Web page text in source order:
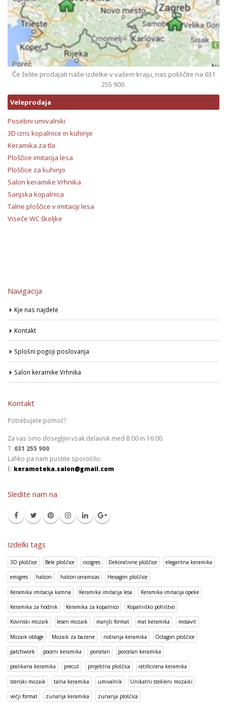
Če želite prodajati naše izdelke v vašem kraju, nas pokličite na 031
255 900.
Veleprodaja
Posebni umivalniki
3D izris kopalnice in kuhinje
Keramika za tla
Ploščice imitacija lesa
Ploščice za kuhinjo
Salon keramike Vrhnika
Sanjska kopalnica
Talne ploščice v imitaciji lesa
Viseče WC školjke
Navigacija
Kje nas najdete
Kontakt
Splošni pogoji poslovanja
Salon keramike Vrhnika
Kontakt
Potrebujete pomoč?
Za vas smo dosegljivi vsak delavnik med 8:00 in 16:00.
T: 031 255 900
Lahko pa nam pustite sporočilo:
E: keramoteka.salon@gmail.com
Sledite nam na
Izdelki tags
3D ploščice Bele ploščice cicogres Dekorativne ploščice elegantna keramika
emigres halcon halcon ceramicas Hexagon ploščice
Keramika imitacija kamna Keramika imitacija lesa Keramika imitacija opeke
Keramika za hodnik Keramika za kopalnico Kopalniško pohištvo
Kovinski mozaik lesen mozaik manjši format mat keramika mosavit
Mozaik obloge Mozaik za bazene notranja keramika Octagon ploščice
patchwork poceni keramika porcelan porcelan keramika
poslikana keramika precut projektna ploščica ratificirana keramika
stenski mozaik talna keramika umivalnik Unikatni stekleni mozaiki
večji format zunanja keramika zunanja ploščica